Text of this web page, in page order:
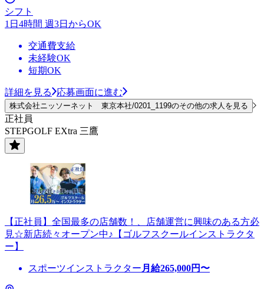
シフト
1日4時間 週3日からOK
交通費支給
未経験OK
短期OK
詳細を見る 応募画面に進む
株式会社ニッソーネット 東京本社/0201_1199のその他の求人を見る
正社員
STEPGOLF EXtra 三鷹
【正社員】全国最多の店舗数！、店舗運営に興味のある方必
見☆新店続々オープン中♪【ゴルフスクールインストラクタ
ー】
スポーツインストラクター 月給265,000円〜